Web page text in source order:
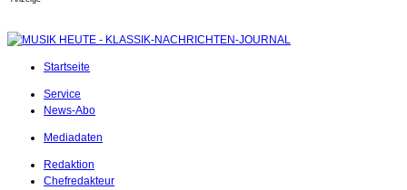
Startseite
Service
News-Abo
Mediadaten
Redaktion
Chefredakteur